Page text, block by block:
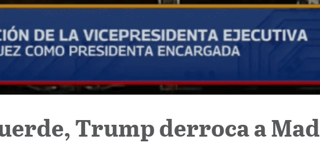
Trump derroca a